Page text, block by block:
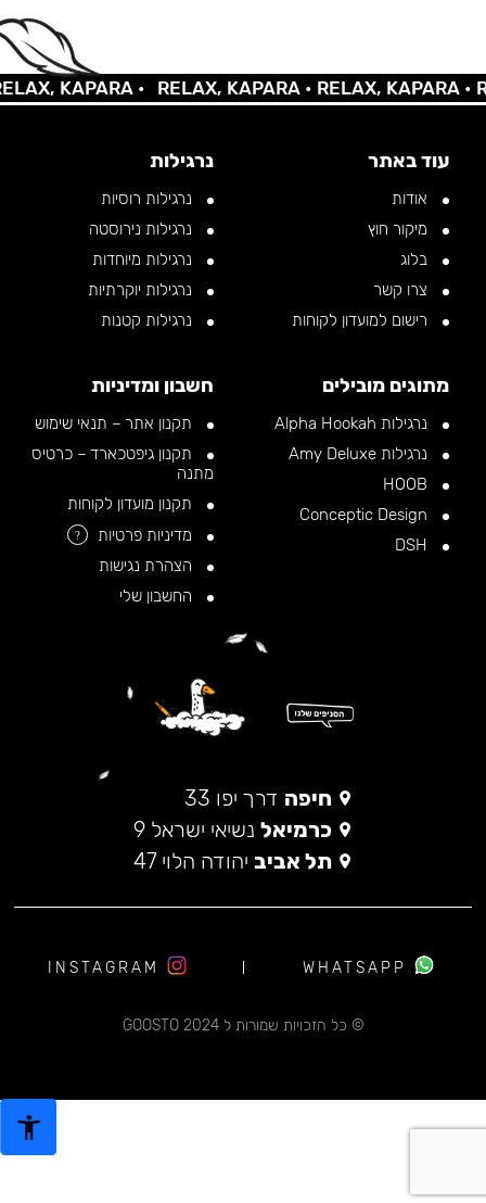
KAPARA • RELAX, KAPARA •RELAX, KAPARA •
עוד באתר
אודות
מיקור חוץ
בלוג
צרו קשר
רישום למועדון לקוחות
נרגילות
נרגילות רוסיות
נרגילות נירוסטה
נרגילות מיוחדות
נרגילות יוקרתיות
נרגילות קטנות
מתוגים מובילים
נרגילות Alpha Hookah
נרגילות Amy Deluxe
חשבון ומדיניות
תקנון אתר – תנאי שימוש
תקנון גיפטכארד – כרטיס
מתנה
תקנון מועדון לקוחות
מדיניות פרטיות
?
הצהרת נגישות
החשבון שלי
חיפה דרך יפו 33
כרמיאל נשיאי ישראל 9
תל אביב יהודה הלוי 47
© כל הזכויות שמורות ל 2024 GOOSTO
WHATSAPP
INSTAGRAM